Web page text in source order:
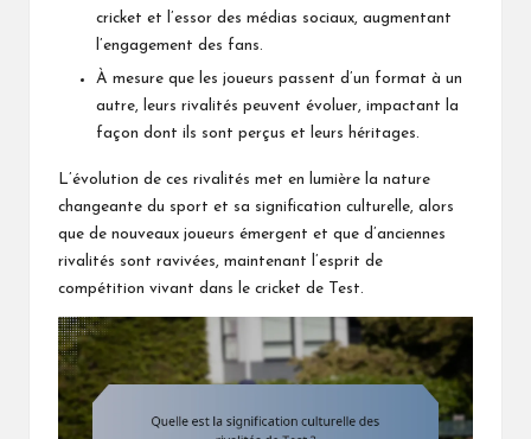
cricket et l’essor des médias sociaux, augmentant
l’engagement des fans.
À mesure que les joueurs passent d’un format à un
autre, leurs rivalités peuvent évoluer, impactant la
façon dont ils sont perçus et leurs héritages.
L’évolution de ces rivalités met en lumière la nature
changeante du sport et sa signification culturelle, alors
que de nouveaux joueurs émergent et que d’anciennes
rivalités sont ravivées, maintenant l’esprit de
compétition vivant dans le cricket de Test.